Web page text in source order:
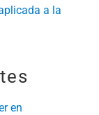
a la
en